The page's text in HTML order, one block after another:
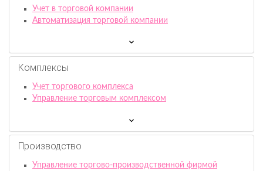
Учет в торговой компании
Автоматизация торговой компании
Комплексы
Учет торгового комплекса
Управление торговым комплексом
Производство
Управление торгово-производственной фирмой